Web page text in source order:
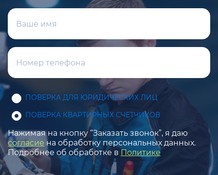
ПОВЕРКА ДЛЯ ЮРИДИЧЕСКИХ ЛИЦ
ПОВЕРКА КВАРТИРНЫХ СЧЕТЧИКОВ
Нажимая на кнопку “Заказать звонок”, я даю
согласие на обработку персональных данных.
Подробнее об обработке в Политике